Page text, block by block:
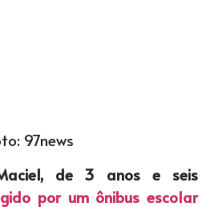
97news
de 3 anos e seis
por um ônibus escolar